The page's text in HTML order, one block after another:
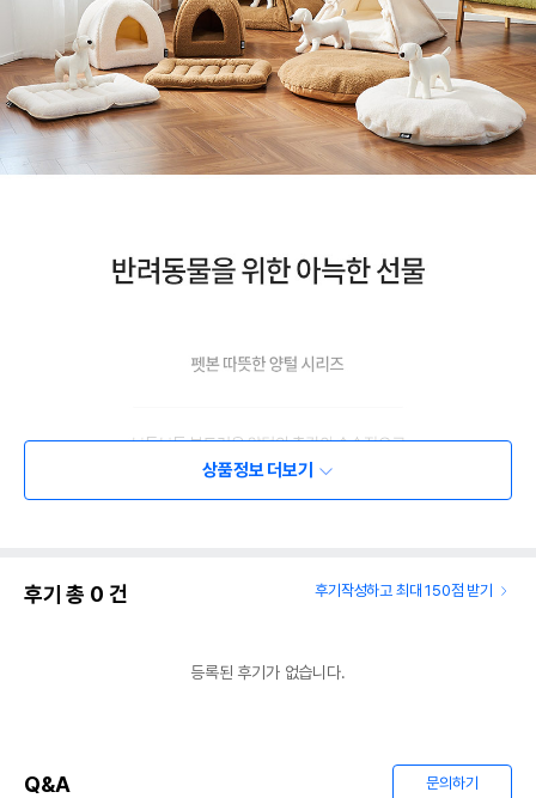
상품정보 더보기
후기 총 0 건 후기작성하고 최대 150점 받기
등록된 후기가 없습니다.
Q&A 문의하기